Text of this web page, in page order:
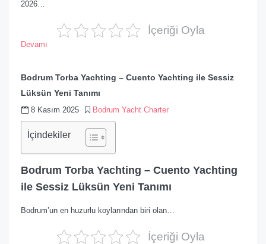
2026…
İçeriği Oyla
Devamı
Bodrum Torba Yachting – Cuento Yachting ile Sessiz
Lüksün Yeni Tanımı
8 Kasım 2025 Bodrum Yacht Charter
İçindekiler
Bodrum Torba Yachting – Cuento Yachting
ile Sessiz Lüksün Yeni Tanımı
Bodrum’un en huzurlu koylarından biri olan…
İçeriği Oyla